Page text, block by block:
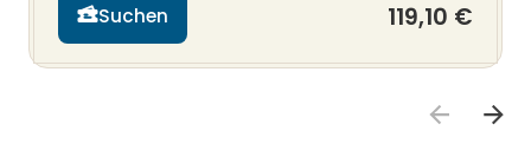
Suchen 119,10 €